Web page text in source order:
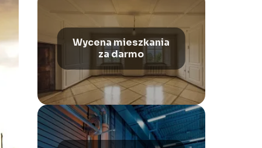
Wycena mieszkania
za darmo